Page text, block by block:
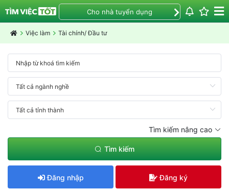
Cho nhà tuyển dụng
Việc làm Tài chính/ Đầu tư
Tìm kiếm nâng cao
Tìm kiếm
Đăng nhập Đăng ký